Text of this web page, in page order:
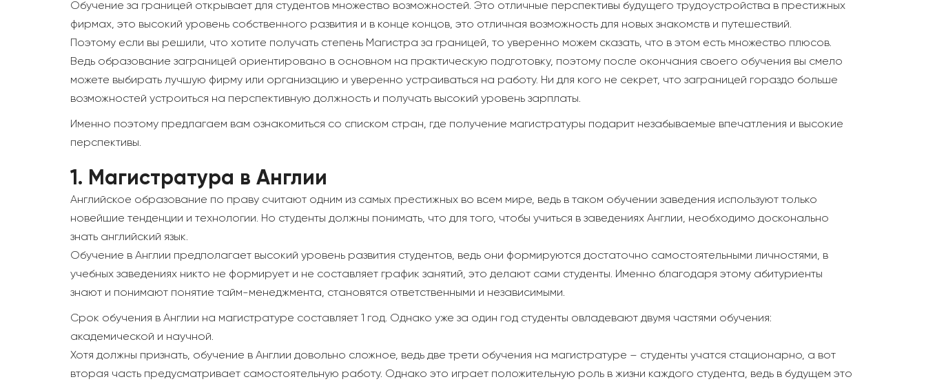
Обучение за границей открывает для студентов множество возможностей. Это отличные перспективы будущего трудоустройства в престижных
фирмах, это высокий уровень собственного развития и в конце концов, это отличная возможность для новых знакомств и путешествий.
Поэтому если вы решили, что хотите получать степень Магистра за границей, то уверенно можем сказать, что в этом есть множество плюсов.
Ведь образование заграницей ориентировано в основном на практическую подготовку, поэтому после окончания своего обучения вы смело
можете выбирать лучшую фирму или организацию и уверенно устраиваться на работу. Ни для кого не секрет, что заграницей гораздо больше
возможностей устроиться на перспективную должность и получать высокий уровень зарплаты.
Именно поэтому предлагаем вам ознакомиться со списком стран, где получение магистратуры подарит незабываемые впечатления и высокие
перспективы.
1. Магистратура в Англии
Английское образование по праву считают одним из самых престижных во всем мире, ведь в таком обучении заведения используют только
новейшие тенденции и технологии. Но студенты должны понимать, что для того, чтобы учиться в заведениях Англии, необходимо досконально
знать английский язык.
Обучение в Англии предполагает высокий уровень развития студентов, ведь они формируются достаточно самостоятельными личностями, в
учебных заведениях никто не формирует и не составляет график занятий, это делают сами студенты. Именно благодаря этому абитуриенты
знают и понимают понятие тайм-менеджмента, становятся ответственными и независимыми.
Срок обучения в Англии на магистратуре составляет 1 год. Однако уже за один год студенты овладевают двумя частями обучения:
академической и научной.
Хотя должны признать, обучение в Англии довольно сложное, ведь две трети обучения на магистратуре – студенты учатся стационарно, а вот
вторая часть предусматривает самостоятельную работу. Однако это играет положительную роль в жизни каждого студента, ведь в будущем это